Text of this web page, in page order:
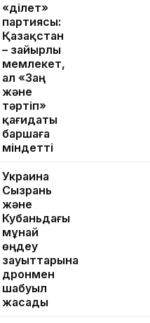
«Әділет»
партиясы:
Қазақстан
– зайырлы
мемлекет,
ал «Заң
және
тәртіп»
қағидаты
баршаға
міндетті
Украина
Сызрань
және
Кубаньдағы
мұнай
өңдеу
зауыттарына
дронмен
шабуыл
жасады